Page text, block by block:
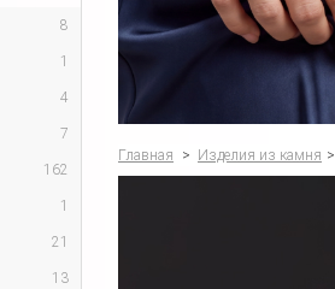
8
1
4
7
162
1
21
13
Главная > Изделия из камня >